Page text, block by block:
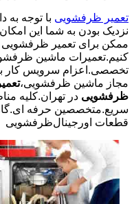
تعمیر ظرفشویی با توجه
نزدیک بودن به شما این
ممکن برای تعمیر ظرفشویی
کنیم.تعمیرات ماشین
تخصصی.اعزام سرویس کار
مجاز ماشین ظرفشویی،
ظرفشویی در تهران.کلیه
سریع.متخصصین حرفه
قطعات اورجینالظرفشویی